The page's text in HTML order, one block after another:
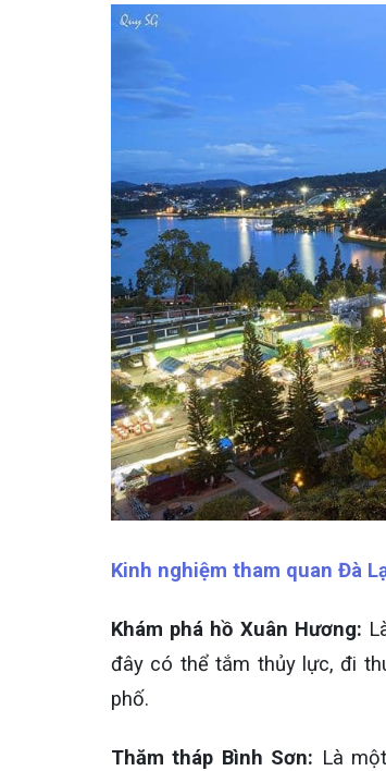
Kinh nghiệm tham quan Đà
Khám phá hồ Xuân Hương:
đây có thể tắm thủy lực, đi
phố.
Thăm tháp Bình Sơn: Là